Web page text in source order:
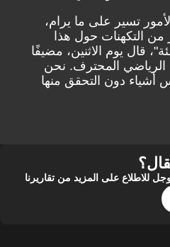
تسير على ما يرام،
من التكهنات حول هذا
قال يوم الاثنين، مضيفًا
المحترف. نحن
أشياء دون التحقق منها
على المزيد من تقاريرنا